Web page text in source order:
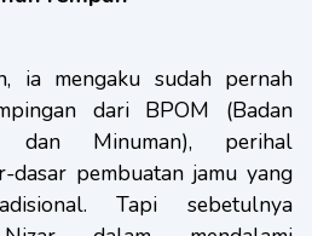
ia mengaku sudah pernah
dari BPOM (Badan
dan Minuman), perihal
dasar pembuatan jamu yang
Tapi sebetulnya